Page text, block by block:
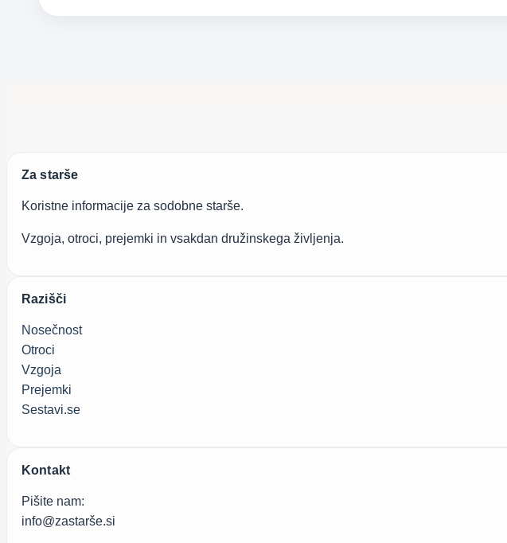
Za starše
Koristne informacije za sodobne starše.
Vzgoja, otroci, prejemki in vsakdan družinskega življenja.
Razišči
Nosečnost
Otroci
Vzgoja
Prejemki
Sestavi.se
Kontakt
Pišite nam:
info@zastarše.si